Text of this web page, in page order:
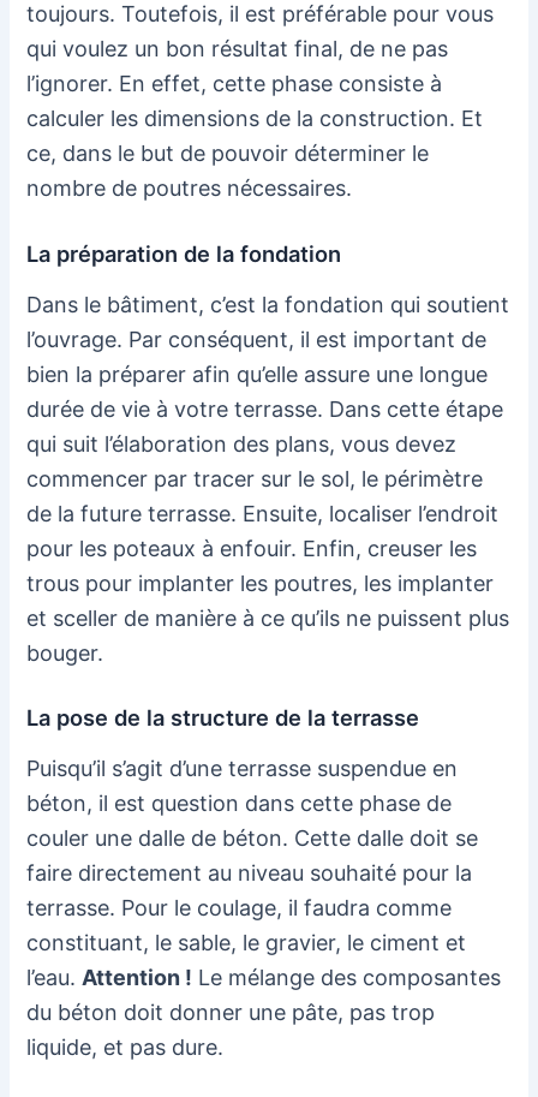
toujours. Toutefois, il est préférable pour vous
qui voulez un bon résultat final, de ne pas
l’ignorer. En effet, cette phase consiste à
calculer les dimensions de la construction. Et
ce, dans le but de pouvoir déterminer le
nombre de poutres nécessaires.
La préparation de la fondation
Dans le bâtiment, c’est la fondation qui soutient
l’ouvrage. Par conséquent, il est important de
bien la préparer afin qu’elle assure une longue
durée de vie à votre terrasse. Dans cette étape
qui suit l’élaboration des plans, vous devez
commencer par tracer sur le sol, le périmètre
de la future terrasse. Ensuite, localiser l’endroit
pour les poteaux à enfouir. Enfin, creuser les
trous pour implanter les poutres, les implanter
et sceller de manière à ce qu’ils ne puissent plus
bouger.
La pose de la structure de la terrasse
Puisqu’il s’agit d’une terrasse suspendue en
béton, il est question dans cette phase de
couler une dalle de béton. Cette dalle doit se
faire directement au niveau souhaité pour la
terrasse. Pour le coulage, il faudra comme
constituant, le sable, le gravier, le ciment et
l’eau. Attention ! Le mélange des composantes
du béton doit donner une pâte, pas trop
liquide, et pas dure.